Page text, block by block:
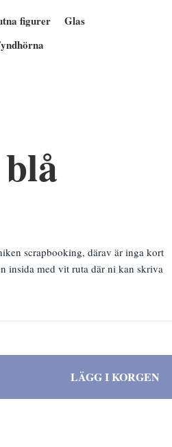
figurer
Glas
scrapbooking, därav är inga kort
insida med vit ruta där ni kan skriva
LÄGG I KORGEN